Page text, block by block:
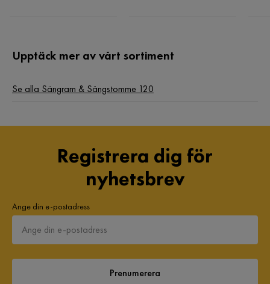
Upptäck mer av vårt sortiment
Se alla Sängram & Sängstomme 120
Registrera dig för
nyhetsbrev
Ange din e-postadress
Prenumerera